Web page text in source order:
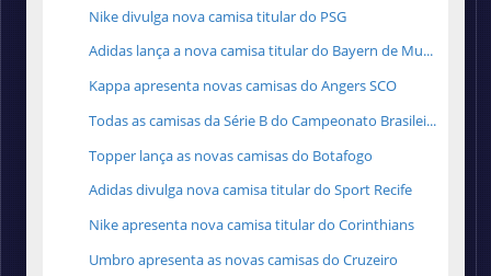
Nike divulga nova camisa titular do PSG
Adidas lança a nova camisa titular do Bayern de Mu...
Kappa apresenta novas camisas do Angers SCO
Todas as camisas da Série B do Campeonato Brasilei...
Topper lança as novas camisas do Botafogo
Adidas divulga nova camisa titular do Sport Recife
Nike apresenta nova camisa titular do Corinthians
Umbro apresenta as novas camisas do Cruzeiro